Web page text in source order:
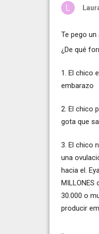
Te pego
¿De qué
1. El chico
embarazo
2. El chico
gota que
3. El chico
una
hacia el.
MILLONES
30.000 o
producir
..